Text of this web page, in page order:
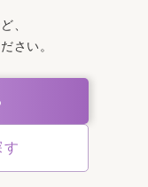
、
さい。